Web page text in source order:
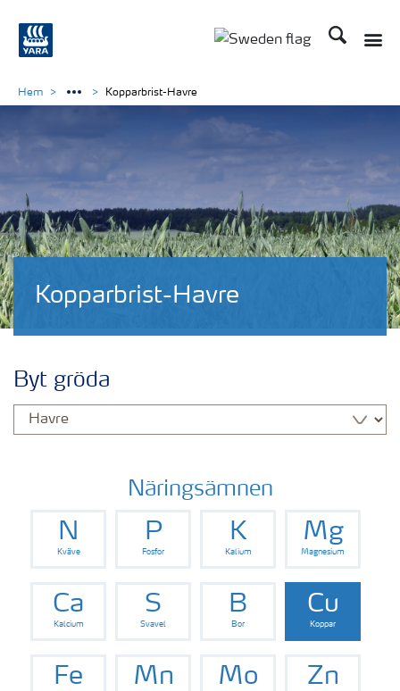
Sök
Kopparbrist-Havre
Hem Kopparbrist-Havre
Byt gröda
Näringsämnen
N
Kväve
P
Fosfor
K
Kalium
Mg
Magnesium
Ca
Kalcium
S
Svavel
B
Bor
Cu
Koppar
Fe Mn Mo Zn